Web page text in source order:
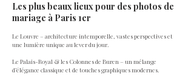
Les plus beaux lieux pour des photos de
mariage à Paris 1er
Le Louvre – architecture intemporelle, vastes perspectives et
une lumière unique au lever du jour.
Le Palais-Royal & les Colonnes de Buren – un mélange
d’élégance classique et de touches graphiques modernes.